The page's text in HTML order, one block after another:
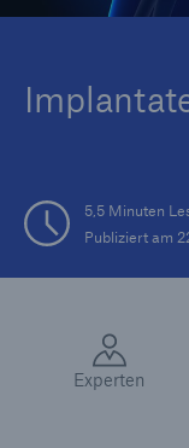
5,5 Minuten
Publiziert am
Experten